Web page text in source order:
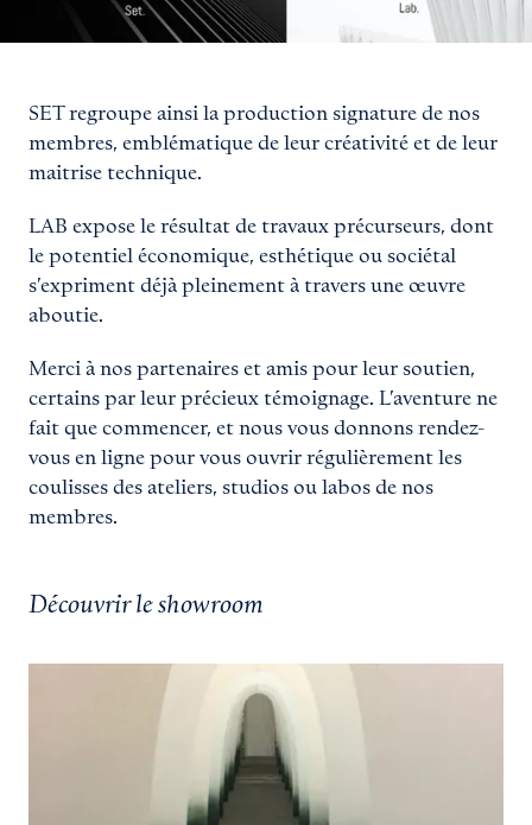
SET regroupe ainsi la production signature de nos
membres, emblématique de leur créativité et de leur
maitrise technique.
LAB expose le résultat de travaux précurseurs, dont
le potentiel économique, esthétique ou sociétal
s’expriment déjà pleinement à travers une œuvre
aboutie.
Merci à nos partenaires et amis pour leur soutien,
certains par leur précieux témoignage. L’aventure ne
fait que commencer, et nous vous donnons rendez-
vous en ligne pour vous ouvrir régulièrement les
coulisses des ateliers, studios ou labos de nos
membres.
Découvrir le showroom